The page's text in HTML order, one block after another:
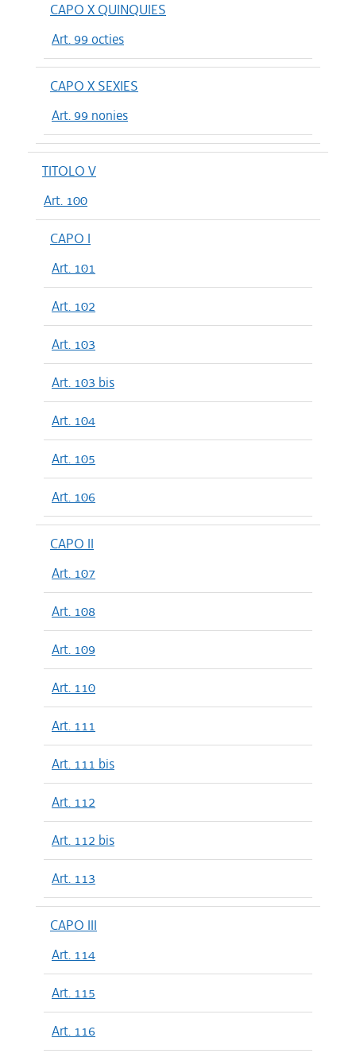
CAPO X QUINQUIES
Art. 99 octies
CAPO X SEXIES
Art. 99 nonies
TITOLO V
Art. 100
CAPO I
Art. 101
Art. 102
Art. 103
Art. 103 bis
Art. 104
Art. 105
Art. 106
CAPO II
Art. 107
Art. 108
Art. 109
Art. 110
Art. 111
Art. 111 bis
Art. 112
Art. 112 bis
Art. 113
CAPO III
Art. 114
Art. 115
Art. 116